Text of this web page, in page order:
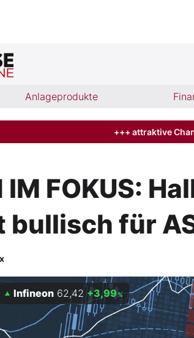
Anlageprodukte
Ausgabe BÖRSE ONLINE lesen
+++ attraktive
IM FOKUS:
bullisch für
Infineon 62,42 +3,99%